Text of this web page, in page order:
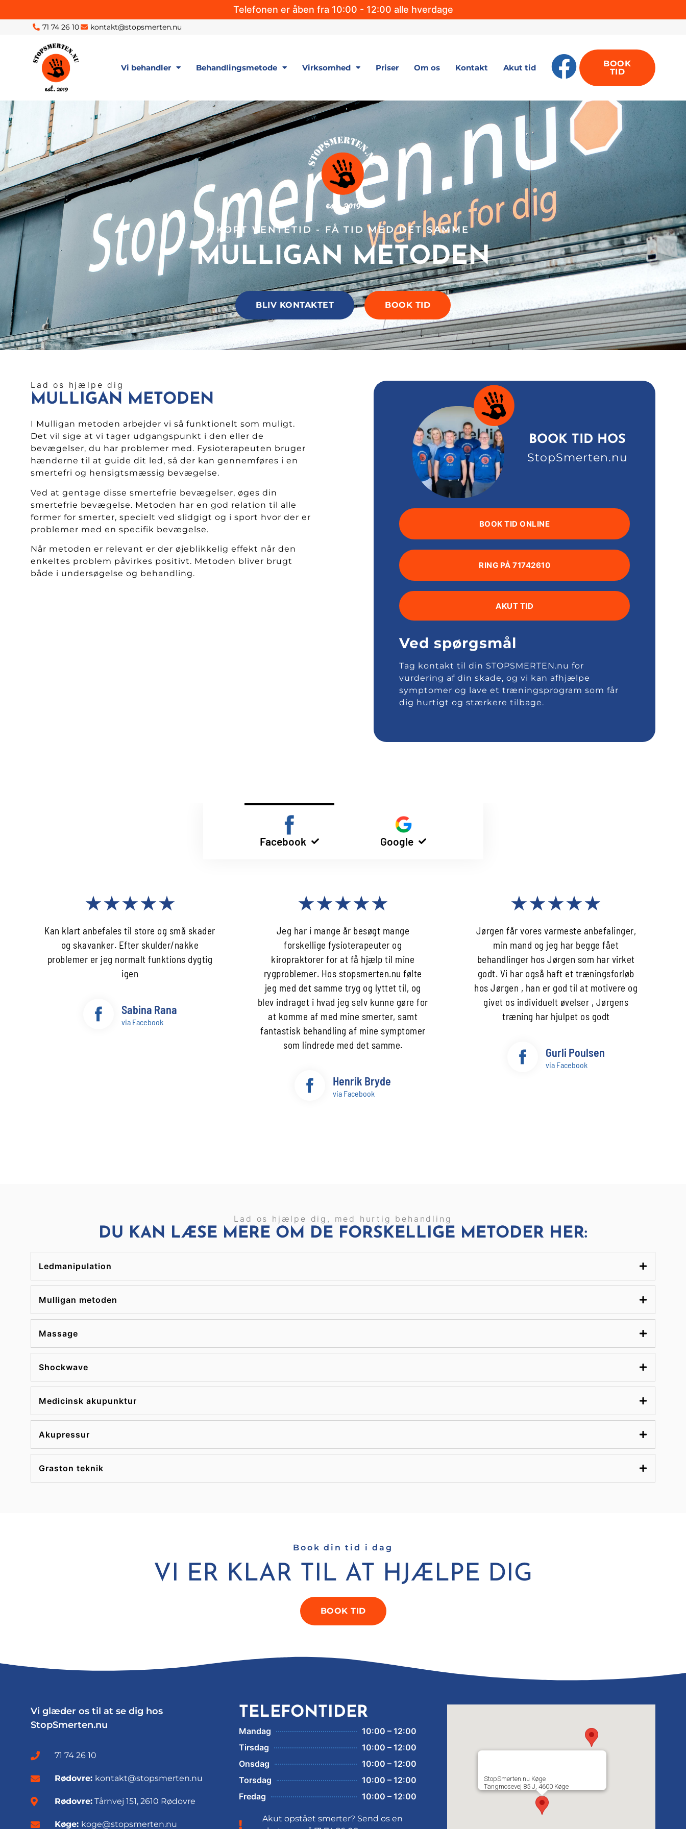
Telefonen er åben fra 10:00 - 12:00 alle hverdage
71 74 26 10 kontakt@stopsmerten.nu
Vi behandler Behandlingsmetode Virksomhed Priser Om os Kontakt Akut tid
BOOK
TID
KORT VENTETID - FÅ TID MED DET SAMME
MULLIGAN METODEN
BLIV KONTAKTET BOOK TID
Lad os hjælpe dig
MULLIGAN METODEN
I Mulligan metoden arbejder vi så funktionelt som muligt.
Det vil sige at vi tager udgangspunkt i den eller de
bevægelser, du har problemer med. Fysioterapeuten bruger
hænderne til at guide dit led, så der kan gennemføres i en
smertefri og hensigtsmæssig bevægelse.
Ved at gentage disse smertefrie bevægelser, øges din
smertefrie bevægelse. Metoden har en god relation til alle
former for smerter, specielt ved slidgigt og i sport hvor der er
problemer med en specifik bevægelse.
Når metoden er relevant er der øjeblikkelig effekt når den
enkeltes problem påvirkes positivt. Metoden bliver brugt
både i undersøgelse og behandling.
BOOK TID HOS
StopSmerten.nu
BOOK TID ONLINE
RING PÅ 71742610
AKUT TID
Ved spørgsmål
Tag kontakt til din STOPSMERTEN.nu for
vurdering af din skade, og vi kan afhjælpe
symptomer og lave et træningsprogram som får
dig hurtigt og stærkere tilbage.
Facebook Google
★★★★★
Kan klart anbefales til store og små skader
og skavanker. Efter skulder/nakke
problemer er jeg normalt funktions dygtig
igen
Sabina Rana
via Facebook
★★★★★
Jeg har i mange år besøgt mange
forskellige fysioterapeuter og
kiropraktorer for at få hjælp til mine
rygproblemer. Hos stopsmerten.nu følte
jeg med det samme tryg og lyttet til, og
blev indraget i hvad jeg selv kunne gøre for
at komme af med mine smerter, samt
fantastisk behandling af mine symptomer
som lindrede med det samme.
Henrik Bryde
via Facebook
★★★★★
Jørgen får vores varmeste anbefalinger,
min mand og jeg har begge fået
behandlinger hos Jørgen som har virket
godt. Vi har også haft et træningsforløb
hos Jørgen , han er god til at motivere og
givet os individuelt øvelser , Jørgens
træning har hjulpet os godt
Gurli Poulsen
via Facebook
Lad os hjælpe dig, med hurtig behandling
DU KAN LÆSE MERE OM DE FORSKELLIGE METODER HER:
Ledmanipulation
Mulligan metoden
Massage
Shockwave
Medicinsk akupunktur
Akupressur
Graston teknik
Book din tid i dag
VI ER KLAR TIL AT HJÆLPE DIG
BOOK TID
Vi glæder os til at se dig hos
StopSmerten.nu
71 74 26 10
Rødovre: kontakt@stopsmerten.nu
Rødovre:Tårnvej 151, 2610 Rødovre
Køge: koge@stopsmerten.nu
TELEFONTIDER
Mandag
10:00 – 12:00
Tirsdag
10:00 – 12:00
Onsdag
10:00 – 12:00
Torsdag
10:00 – 12:00
Fredag
10:00 – 12:00
Akut opstået smerter? Send os en
StopSmerten.nu Køge
Tangmosevej 85 J, 4600 Køge